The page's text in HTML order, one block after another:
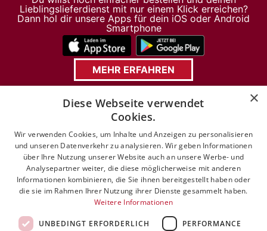
Lieblingslieferdienst mit nur einem Klick erreichen?
Dann hol dir unsere Apps für dein iOS oder Android
Smartphone
MEHR ERFAHREN
Navigation überspringen
COOKIE-EINSTELLUNGEN
PIZZA
NACHHALTIGKEIT
KONTAKT
×
Diese Webseite verwendet
Cookies.
Wir verwenden Cookies, um Inhalte und Anzeigen zu personalisieren
und unseren Datenverkehr zu analysieren. Wir geben Informationen
über Ihre Nutzung unserer Website auch an unsere Werbe- und
Analysepartner weiter, die diese möglicherweise mit anderen
Informationen kombinieren, die Sie ihnen bereitgestellt haben oder
die sie im Rahmen Ihrer Nutzung ihrer Dienste gesammelt haben.
Weitere Informationen
UNBEDINGT ERFORDERLICH PERFORMANCE